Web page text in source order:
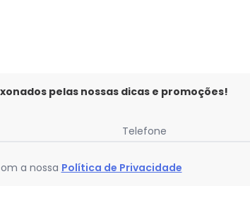
pelas nossas dicas e promoções!
Telefone
a nossa Política de Privacidade